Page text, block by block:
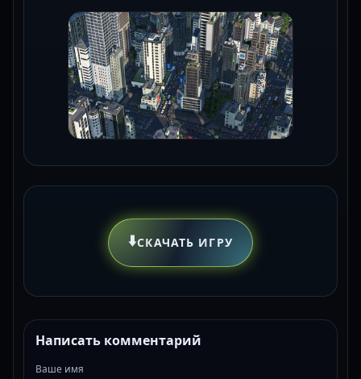
⬇️СКАЧАТЬ ИГРУ
Написать комментарий
Ваше имя